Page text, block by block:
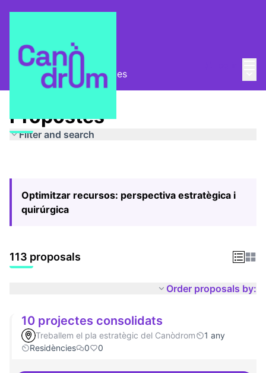
Pla Estratègic Propostes
Propostes
Filter and search
Optimitzar recursos: perspectiva estratègica i
quirúrgica
113 proposals
Order proposals by:
10 projectes consolidats
Treballem el pla estratègic del Canòdrom
1 any
Residències
0 0